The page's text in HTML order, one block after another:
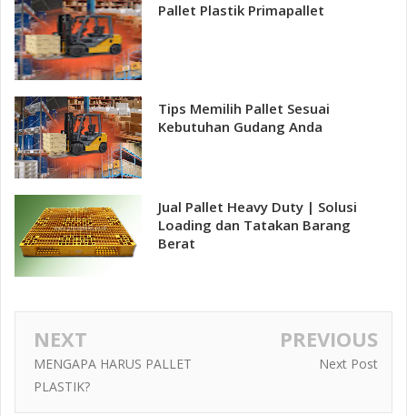
Pallet Plastik Primapallet
Tips Memilih Pallet Sesuai
Kebutuhan Gudang Anda
Jual Pallet Heavy Duty | Solusi
Loading dan Tatakan Barang
Berat
NEXT
MENGAPA HARUS PALLET
PLASTIK?
PREVIOUS
Next Post